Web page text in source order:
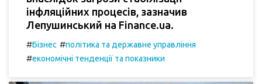
інфляційних процесів, зазначив
Лепушинський на Finance.ua.
#Бізнес #політика та державне управління
#економічні тенденції та показники